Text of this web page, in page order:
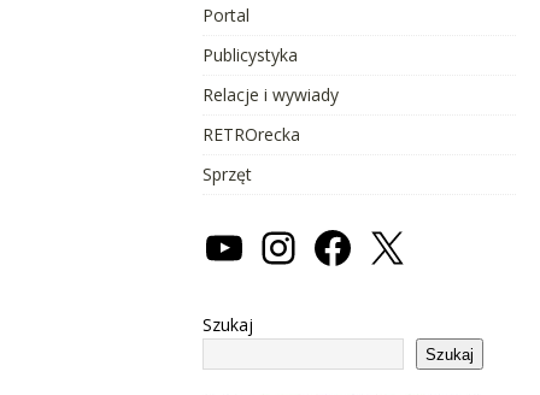
Portal
Publicystyka
Relacje i wywiady
RETROrecka
Sprzęt
Szukaj
Szukaj